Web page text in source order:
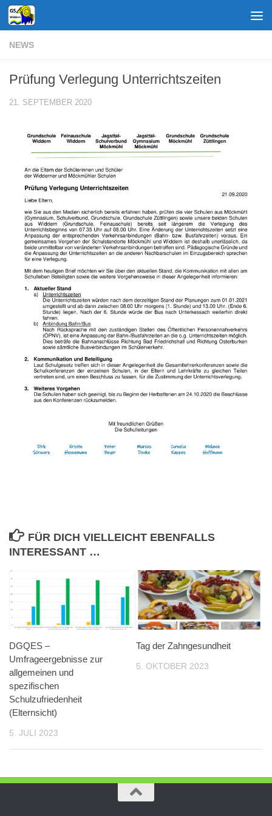
Zum Inhalt springen
NEWS
Prüfung Verlegung Unterrichtszeiten
21. SEPTEMBER 2020
FÜR DICH VIELLEICHT EBENFALLS
INTERESSANT …
DGQES –
Umfrageergebnisse zur
allgemeinen und
spezifischen
Schulzufriedenheit
(Elternsicht)
5. JULI 2023
Tag der Zahngesundheit
5. OKTOBER 2023